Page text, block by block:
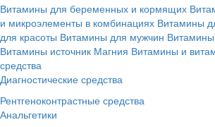
Витамины для беременных и кормящих
и микроэлементы в комбинациях Витамины
для красоты Витамины для мужчин
Витамины источник Магния Витамины и
средства
Диагностические средства
Рентгеноконтрастные средства
Анальгетики